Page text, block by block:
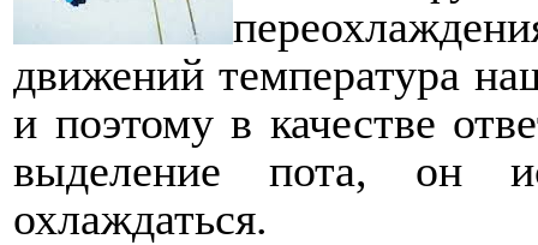
движений температура
и поэтому в качестве
выделение пота, он
охлаждаться.